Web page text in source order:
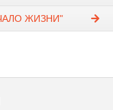
ЖИЗНИ"